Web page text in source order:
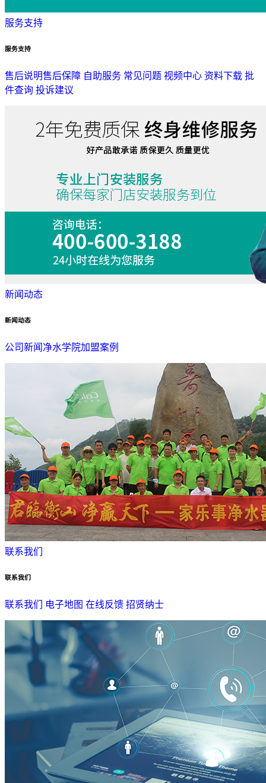
服务支持
服务支持
售后说明售后保障 自助服务 常见问题 视频中心 资料下载 批
件查询 投诉建议
新闻动态
新闻动态
公司新闻 净水学院加盟案例
联系我们
联系我们
联系我们 电子地图 在线反馈 招贤纳士